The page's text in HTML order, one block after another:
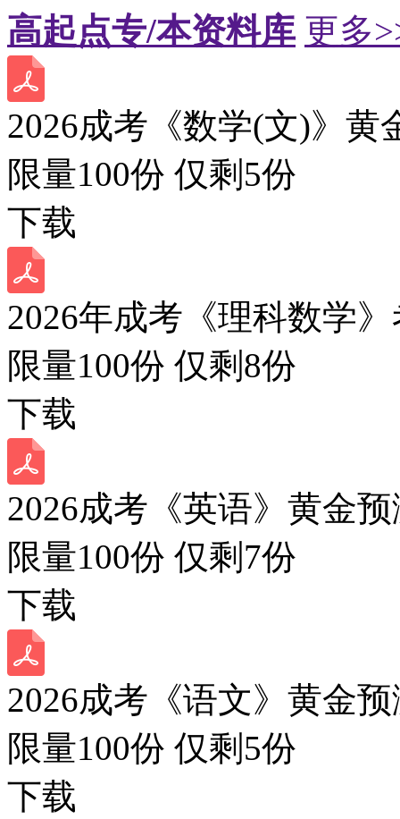
高起点专/本资料库 更多
2026成考《数学(文)》黄
限量100份 仅剩 5份
下载
2026年成考《理科数学
限量100份 仅剩 8份
下载
2026成考《英语》黄金
限量100份 仅剩 7份
下载
2026成考《语文》黄金
限量100份 仅剩 5份
下载